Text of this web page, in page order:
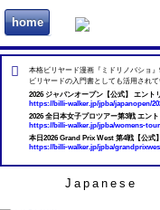
home ビリヲカ
本格ビリヤード漫画『ミドリノバショ
ビリヤードの入門書としても活用されて
2026 ジャパンオープン【公式】 エント
https://billi-walker.jp/jpba/japanopen/
2026 全日本女子プロツアー第3戦 エン
https://billi-walker.jp/jpba/womens-tour/
本日2026 Grand Prix West 第4戦【公式
https://billi-walker.jp/jpba/
Japanese